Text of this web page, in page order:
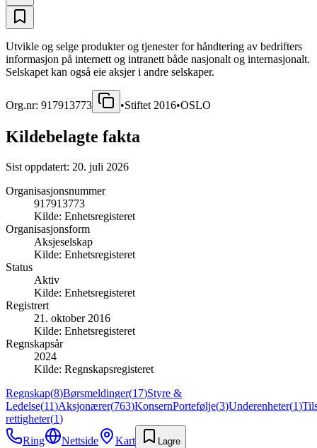
Utvikle og selge produkter og tjenester for håndtering av bedrifters
informasjon på internett og intranett både nasjonalt og internasjonalt.
Selskapet kan også eie aksjer i andre selskaper.
Org.nr: 917913773 •Stiftet 2016•OSLO
Kildebelagte fakta
Sist oppdatert: 20. juli 2026
Organisasjonsnummer
917913773
Kilde: Enhetsregisteret
Organisasjonsform
Aksjeselskap
Kilde: Enhetsregisteret
Status
Aktiv
Kilde: Enhetsregisteret
Registrert
21. oktober 2016
Kilde: Enhetsregisteret
Regnskapsår
2024
Kilde: Regnskapsregisteret
Regnskap(8)Børsmeldinger(17)Styre &
Ledelse(11)Aksjonærer(763)KonsernPortefølje(3)Underenheter(1)
rettigheter(1)
Ring
Nettside Kart Lagre